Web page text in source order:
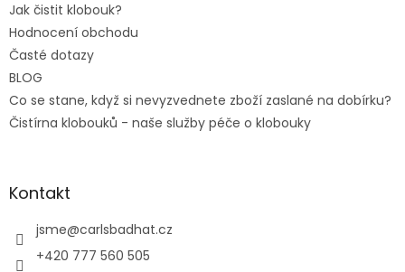
Jak čistit klobouk?
Hodnocení obchodu
Časté dotazy
BLOG
Co se stane, když si nevyzvednete zboží zaslané na dobírku?
Čistírna klobouků - naše služby péče o klobouky
Kontakt
jsme@carlsbadhat.cz
+420 777 560 505